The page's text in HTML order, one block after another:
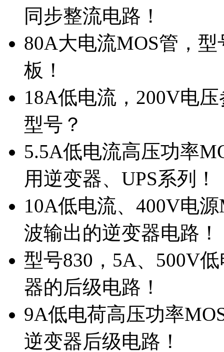
同步整流电路！
80A大电流MOS管，
板！
18A低电流，200V电
型号？
5.5A低电流高压功率
用逆变器、UPS系列！
10A低电流、400V电
波输出的逆变器电路！
型号830，5A、500V
器的后级电路！
9A低电荷高压功率
逆变器后级电路！